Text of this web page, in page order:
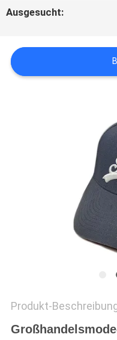
NACHRICHTEN
FÄLLE
Ausgesucht:
Produkt-